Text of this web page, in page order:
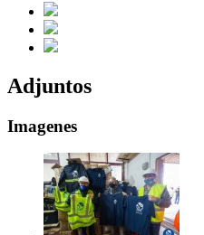
Adjuntos
Imagenes